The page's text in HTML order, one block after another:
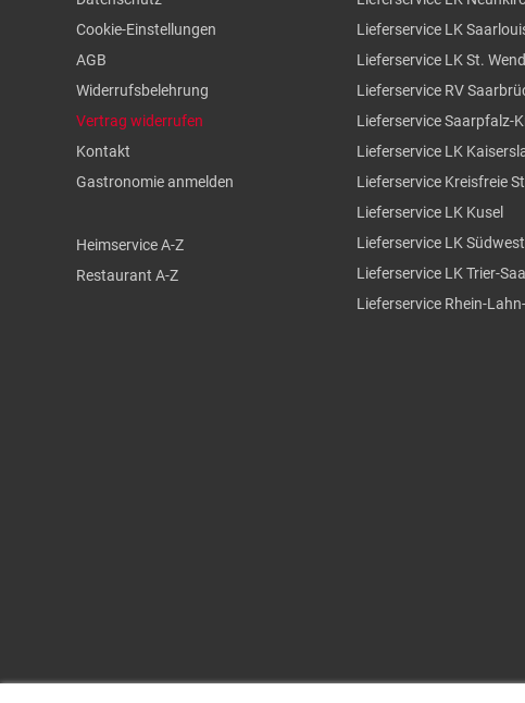
Cookie-Einstellungen
AGB
Widerrufsbelehrung
Vertrag widerrufen
Kontakt
Gastronomie anmelden
Heimservice A-Z
Restaurant A-Z
Lieferservice LK
Lieferservice LK St.
Lieferservice RV
Lieferservice Saarpfalz-
Lieferservice LK
Lieferservice Kreisfreie
Lieferservice LK Kusel
Lieferservice LK
Lieferservice LK Trier-
Lieferservice Rhein-